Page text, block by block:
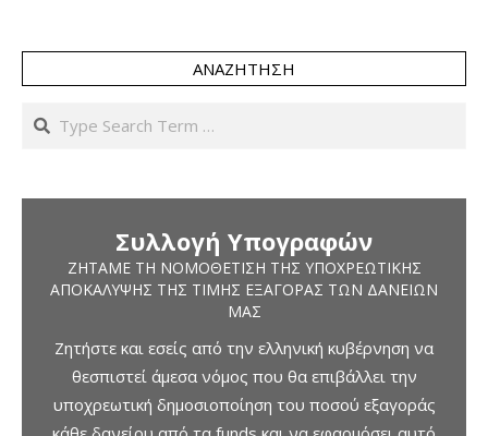
ΑΝΑΖΉΤΗΣΗ
Search
Συλλογή Υπογραφών
ΖΗΤΆΜΕ ΤΗ ΝΟΜΟΘΈΤΙΣΗ ΤΗΣ ΥΠΟΧΡΕΩΤΙΚΉΣ
ΑΠΟΚΆΛΥΨΗΣ ΤΗΣ ΤΙΜΉΣ ΕΞΑΓΟΡΆΣ ΤΩΝ ΔΑΝΕΊΩΝ
ΜΑΣ
Ζητήστε και εσείς από την ελληνική κυβέρνηση να
θεσπιστεί άμεσα νόμος που θα επιβάλλει την
υποχρεωτική δημοσιοποίηση του ποσού εξαγοράς